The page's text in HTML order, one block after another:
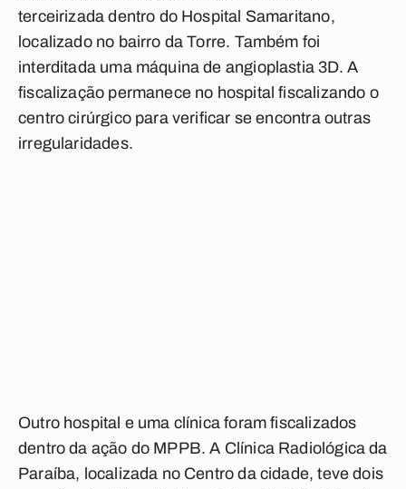
terceirizada dentro do Hospital Samaritano,
localizado no bairro da Torre. Também foi
interditada uma máquina de angioplastia 3D. A
fiscalização permanece no hospital fiscalizando o
centro cirúrgico para verificar se encontra outras
irregularidades.
Outro hospital e uma clínica foram fiscalizados
dentro da ação do MPPB. A Clínica Radiológica da
Paraíba, localizada no Centro da cidade, teve dois